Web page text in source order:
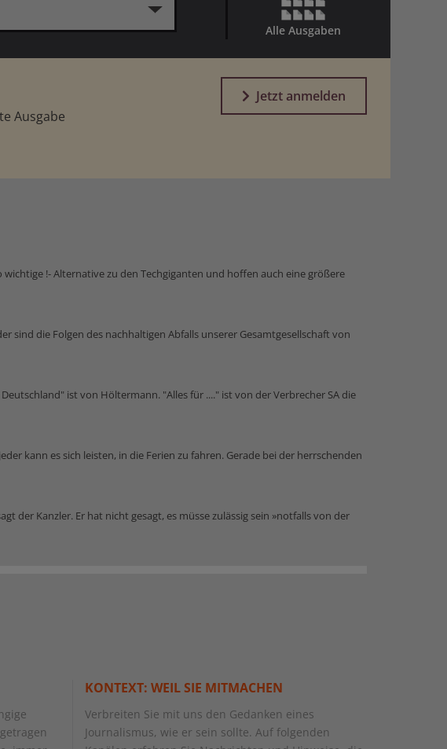
Alle Ausgaben
Ausgabe
Jetzt anmelden
!- Alternative zu den Techgiganten und hoffen auch eine größere
sind die Folgen des nachhaltigen Abfalls unserer Gesamtgesellschaft von
ist von Höltermann. "Alles für ...." ist von der Verbrecher SA die
kann es sich leisten, in die Ferien zu fahren. Gerade bei der herrschenden
der Kanzler. Er hat nicht gesagt, es müsse zulässig sein »notfalls von der
KONTEXT: WEIL SIE MITMACHEN
Verbreiten Sie mit uns den Gedanken eines
Journalismus, wie er sein sollte. Auf folgenden